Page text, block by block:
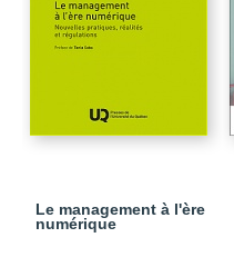
Le management à l'ère
numérique